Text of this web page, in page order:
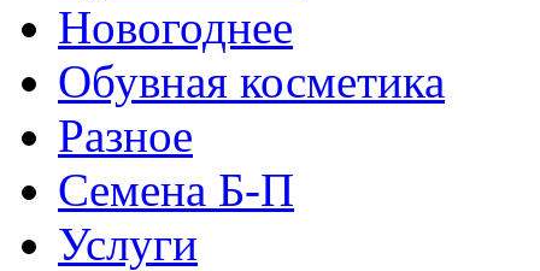
Новогоднее
Обувная косметика
Разное
Семена Б-П
Услуги